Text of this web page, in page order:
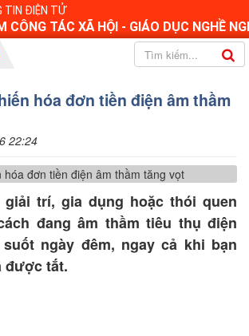
TIN ĐIỆN TỬ
CÔNG TÁC XÃ HỘI - GIÁO DỤC NGHỀ
hóa đơn tiền điện âm thầm
22:24
trí, gia dụng hoặc thói quen
đang âm thầm tiêu thụ điện
ngày đêm, ngay cả khi bạn
được tắt.